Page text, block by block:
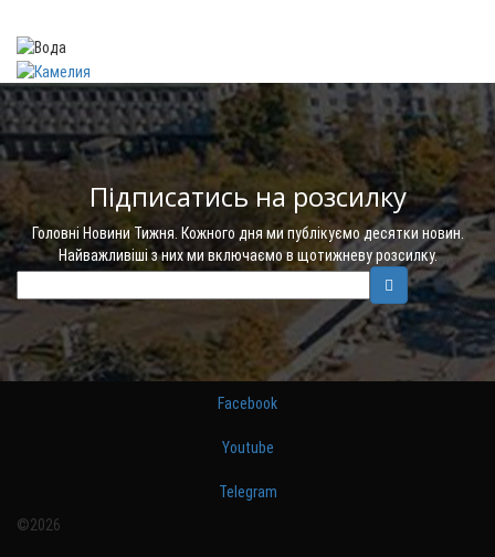
Підписатись на розсилку
Головні Новини Тижня. Кожного дня ми публікуємо десятки новин.
Найважливіші з них ми включаємо в щотижневу розсилку.
Facebook
Youtube
Telegram
©2026